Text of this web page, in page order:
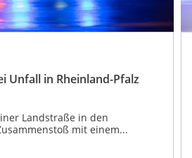
Unfall in Rheinland-Pfalz
Landstraße in den
mit einem...